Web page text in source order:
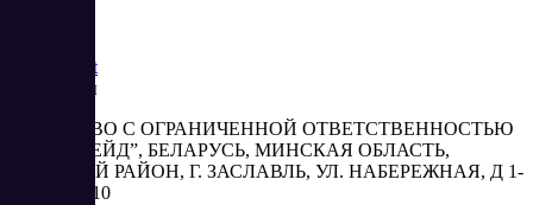
Market
Реквизиты
ОБЩЕСТВО С ОГРАНИЧЕННОЙ ОТВЕТСТВЕННОСТЬЮ
“АБЕСТРЕЙД”, БЕЛАРУСЬ, МИНСКАЯ ОБЛАСТЬ,
МИНСКИЙ РАЙОН, Г. ЗАСЛАВЛЬ, УЛ. НАБЕРЕЖНАЯ, Д 1-
2, КОМ. 310